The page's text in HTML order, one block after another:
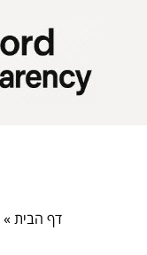
דף הבית»